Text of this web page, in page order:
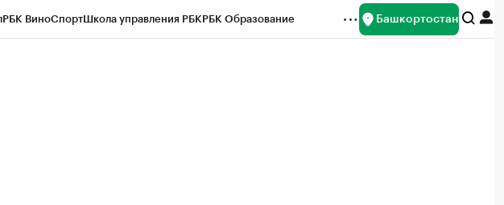
РБК ВиноСпортШкола управления РБКРБК Образование Башкортостан